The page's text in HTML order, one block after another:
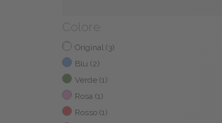
Colore
Original (3)
Blu (2)
Verde (1)
Rosa (1)
Rosso (1)